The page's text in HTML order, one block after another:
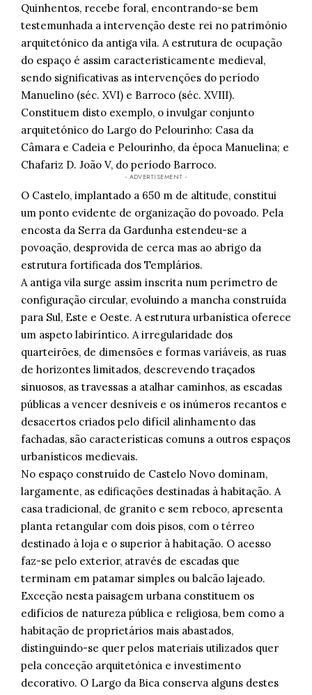
Quinhentos, recebe foral, encontrando-se bem
testemunhada a intervenção deste rei no património
arquitetónico da antiga vila. A estrutura de ocupação
do espaço é assim caracteristicamente medieval,
sendo significativas as intervenções do período
Manuelino (séc. XVI) e Barroco (séc. XVIII).
Constituem disto exemplo, o invulgar conjunto
arquitetónico do Largo do Pelourinho: Casa da
Câmara e Cadeia e Pelourinho, da época Manuelina; e
Chafariz D. João V, do período Barroco.
- ADVERTISEMENT -
O Castelo, implantado a 650 m de altitude, constitui
um ponto evidente de organização do povoado. Pela
encosta da Serra da Gardunha estendeu-se a
povoação, desprovida de cerca mas ao abrigo da
estrutura fortificada dos Templários.
A antiga vila surge assim inscrita num perímetro de
configuração circular, evoluindo a mancha construída
para Sul, Este e Oeste. A estrutura urbanística oferece
um aspeto labiríntico. A irregularidade dos
quarteirões, de dimensões e formas variáveis, as ruas
de horizontes limitados, descrevendo traçados
sinuosos, as travessas a atalhar caminhos, as escadas
públicas a vencer desníveis e os inúmeros recantos e
desacertos criados pelo difícil alinhamento das
fachadas, são características comuns a outros espaços
urbanísticos medievais.
No espaço construído de Castelo Novo dominam,
largamente, as edificações destinadas à habitação. A
casa tradicional, de granito e sem reboco, apresenta
planta retangular com dois pisos, com o térreo
destinado à loja e o superior à habitação. O acesso
faz-se pelo exterior, através de escadas que
terminam em patamar simples ou balcão lajeado.
Exceção nesta paisagem urbana constituem os
edifícios de natureza pública e religiosa, bem como a
habitação de proprietários mais abastados,
distinguindo-se quer pelos materiais utilizados quer
pela conceção arquitetónica e investimento
decorativo. O Largo da Bica conserva alguns destes